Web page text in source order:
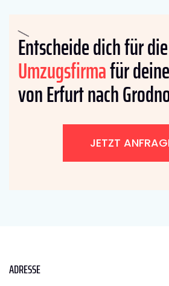
Entscheide dich für die
Umzugsfirmafür
von Erfurt nach
JETZT
ADRESSE